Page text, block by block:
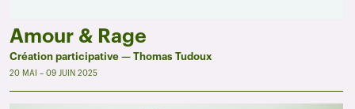
Amour & Rage
Création participative — Thomas Tudoux
20 MAI – 09 JUIN 2025